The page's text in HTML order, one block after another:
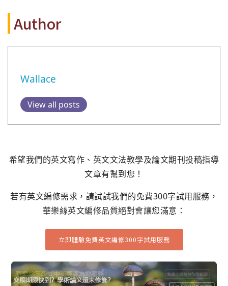
Author
Wallace
View all posts
希望我們的英文寫作、英文文法教學及論文期刊投稿指導
文章有幫到您！
若有英文編修需求，請試試我們的免費300字試用服務，
華樂絲英文編修品質絕對會讓您滿意：
立即體驗免費英文編修300字試用服務